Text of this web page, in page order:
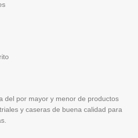
del por mayor y menor de productos
y caseras de buena calidad para